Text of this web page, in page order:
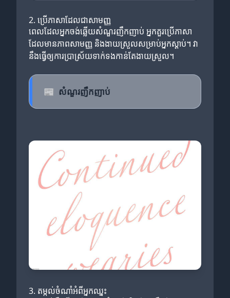
2. ប្រើភាសាដែលជាសាមញ្ញ
ពេលដែលអ្នកចង់ឆ្លើយសំណួរញឹកញាប់ អ្នកគួរប្រើភាសា
ដែលមានភាពសាមញ្ញ និងងាយស្រួលសម្រាប់អ្នកស្ដាប់។ វា
នឹងធ្វើឲ្យការប្រាស្រ័យទាក់ទងកាន់តែងាយស្រួល។
📰 សំណួរញឹកញាប់
3. តម្កល់ចំណាំអំពីអ្នកឈ្នះ